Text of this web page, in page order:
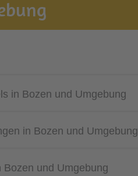
in Bozen und Umgebung
in Bozen und Umgebung
Bozen und Umgebung